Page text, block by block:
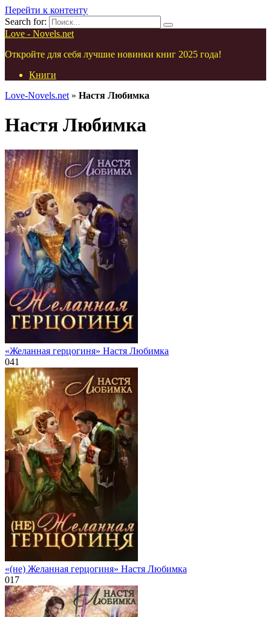
Перейти к контенту
Search for:
Love - Novels.net
Откройте для себя лучшие новинки книг 2025 года!
Книги
Love-Novels.net » Настя Любимка
Настя Любимка
«Желанная герцогиня» Настя Любимка
041
«(не) Желанная герцогиня» Настя Любимка
017